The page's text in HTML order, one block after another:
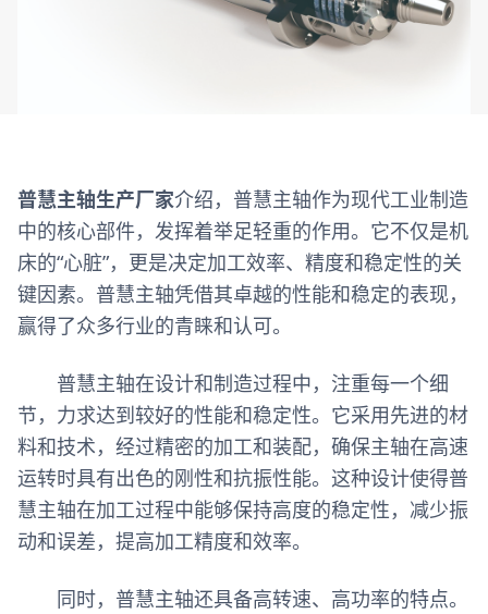
普慧主轴生产厂家介绍，普慧主轴作为现代工业制造
中的核心部件，发挥着举足轻重的作用。它不仅是机
床的“心脏”，更是决定加工效率、精度和稳定性的关
键因素。普慧主轴凭借其卓越的性能和稳定的表现，
赢得了众多行业的青睐和认可。
普慧主轴在设计和制造过程中，注重每一个细
节，力求达到较好的性能和稳定性。它采用先进的材
料和技术，经过精密的加工和装配，确保主轴在高速
运转时具有出色的刚性和抗振性能。这种设计使得普
慧主轴在加工过程中能够保持高度的稳定性，减少振
动和误差，提高加工精度和效率。
同时，普慧主轴还具备高转速、高功率的特点。